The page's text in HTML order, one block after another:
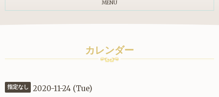
MENU
カレンダー
指定なし 2020-11-24 (Tue)